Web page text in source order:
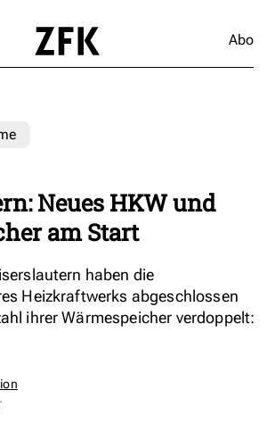
Abo
Neues HKW und
am Start
haben die
Heizkraftwerks abgeschlossen
ihrer Wärmespeicher verdoppelt: